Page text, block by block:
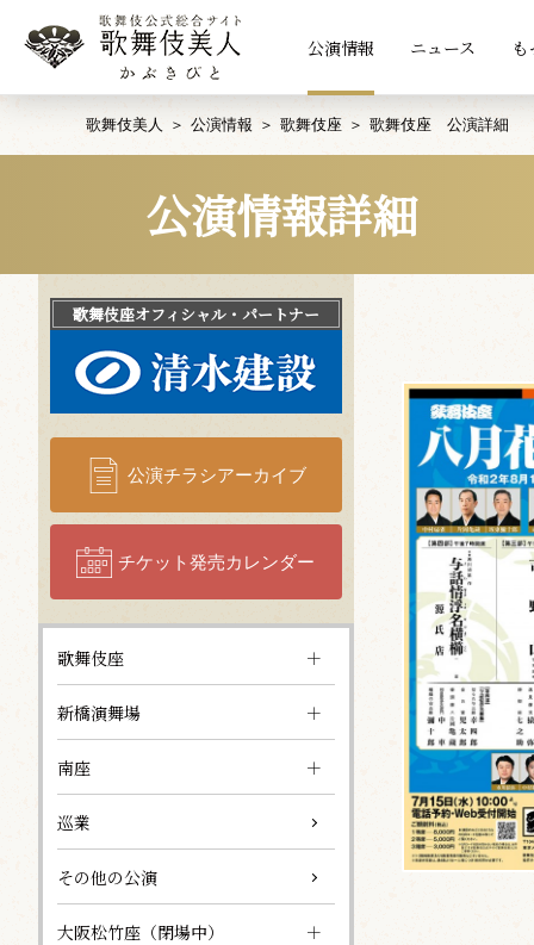
公演情報 ニュース
歌舞伎美人 公演情報 歌舞伎座 歌舞伎座 公演詳細
公演情報詳細
歌舞伎座オフィシャル・パートナー
公演チラシアーカイブ
チケット発売カレンダー
歌舞伎座
新橋演舞場
南座
巡業
その他の公演
大阪松竹座（閉場中）